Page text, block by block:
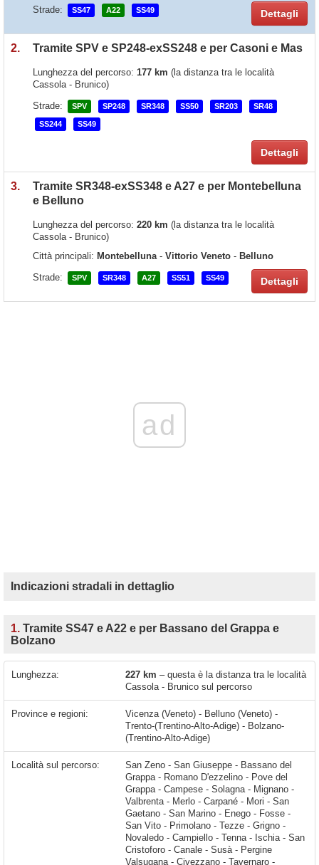
Strade:
SS47 A22 SS49 Dettagli
2. Tramite SPV e SP248-exSS248 e per Casoni e Mas
Lunghezza del percorso: 177 km (la distanza tra le località
Cassola - Brunico)
Strade:
SPV SP248 SR348 SS50 SR203 SR48
SS244 SS49
Dettagli
3.
Tramite SR348-exSS348 e A27 e per Montebelluna
e Belluno
Lunghezza del percorso: 220 km (la distanza tra le località
Cassola - Brunico)
Città principali: Montebelluna- Vittorio Veneto - Belluno
Strade:
SPV SR348 A27 SS51 SS49 Dettagli
ad
Indicazioni stradali in dettaglio
1. Tramite SS47 e A22 e per Bassano del Grappa e
Bolzano
Lunghezza: 227 km – questa è la distanza tra le località
Cassola - Brunico sul percorso
Province e regioni:
Vicenza (Veneto) - Belluno (Veneto) -
Trento-(Trentino-Alto-Adige) - Bolzano-
(Trentino-Alto-Adige)
Località sul percorso: San Zeno - San Giuseppe - Bassano del Grappa - Romano D'ezzelino - Pove del Grappa - Campese - Solagna - Mignano - Valbrenta - Merlo - Carpané - Mori - San Gaetano - San Marino - Enego - Fosse - San Vito - Primolano - Tezze - Grigno - Novaledo - Campiello - Tenna - Ischia - San Cristoforo - Canale - Susà - Pergine Valsugana - Civezzano - Tavernaro - Cognola - Trento - San Michele All'adige - Mezzolombardo - Mezzocorona - Egna - Termeno sulla Strada del Vino - Ora